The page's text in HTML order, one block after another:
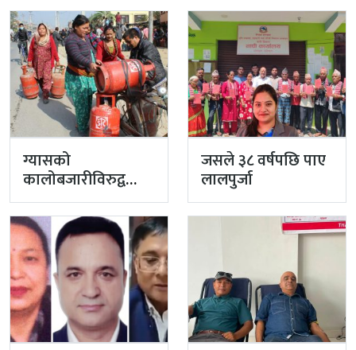
ग्यासको
कालोबजारीविरुद्व
प्रहरीको एक्सन
जसले ३८ वर्षपछि पाए
लालपुर्जा